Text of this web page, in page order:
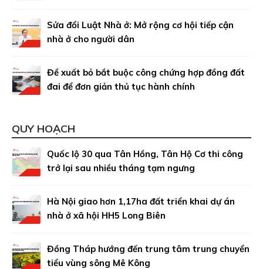
Sửa đổi Luật Nhà ở: Mở rộng cơ hội tiếp cận
nhà ở cho người dân
Đề xuất bỏ bắt buộc công chứng hợp đồng đất
đai để đơn giản thủ tục hành chính
QUY HOẠCH
Quốc lộ 30 qua Tân Hồng, Tân Hộ Cơ thi công
trở lại sau nhiều tháng tạm ngưng
Hà Nội giao hơn 1,17ha đất triển khai dự án
nhà ở xã hội HH5 Long Biên
Đồng Tháp hướng đến trung tâm trung chuyển
tiểu vùng sông Mê Kông